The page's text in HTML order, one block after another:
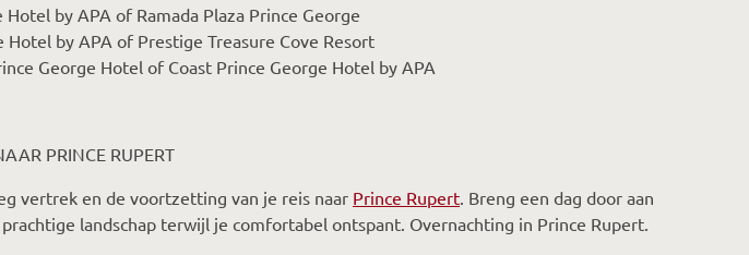
by APA of Ramada Plaza Prince George
by APA of Prestige Treasure Cove Resort
George Hotel of Coast Prince George Hotel by APA
PRINCE RUPERT
vertrek en de voortzetting van je reis naar Prince Rupert. Breng een dag door aan
landschap terwijl je comfortabel ontspant. Overnachting in Prince Rupert.